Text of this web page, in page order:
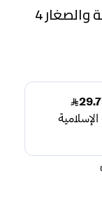
هريرة طعام جاف للقطط المرضعة والصغار 4